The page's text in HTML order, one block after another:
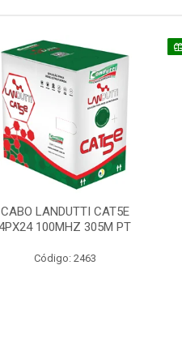
CABO LANDUTTI CAT5E
100MHZ 305M PT
Código: 2463